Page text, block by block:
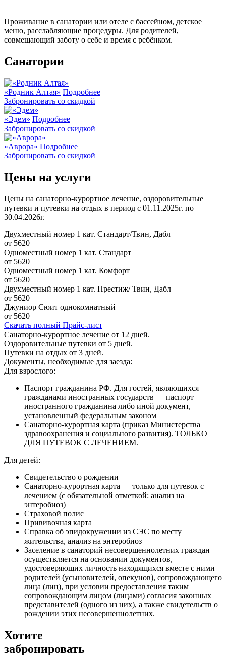
Проживание в санатории или отеле с бассейном, детское
меню, расслабляющие процедуры. Для родителей,
совмещающий заботу о себе и время с ребёнком.
Санатории
«Родник Алтая» Подробнее
Забронировать со скидкой
«Эдем» Подробнее
Забронировать со скидкой
«Аврора» Подробнее
Забронировать со скидкой
Цены на услуги
Цены на санаторно-курортное лечение, оздоровительные
путевки и путевки на отдых в период с 01.11.2025г. по
30.04.2026г.
Двухместный номер 1 кат. Стандарт/Твин, Дабл
от 5620
Одноместный номер 1 кат. Стандарт
от 5620
Одноместный номер 1 кат. Комфорт
от 5620
Двухместный номер 1 кат. Престиж/ Твин, Дабл
от 5620
Джуниор Сюит однокомнатный
от 5620
Скачать полный Прайс-лист
Санаторно-курортное лечение от 12 дней.
Оздоровительные путевки от 5 дней.
Путевки на отдых от 3 дней.
Документы, необходимые для заезда:
Для взрослого:
Паспорт гражданина РФ. Для гостей, являющихся
гражданами иностранных государств — паспорт
иностранного гражданина либо иной документ,
установленный федеральным законом
Санаторно-курортная карта (приказ Министерства
здравоохранения и социального развития). ТОЛЬКО
ДЛЯ ПУТЕВОК С ЛЕЧЕНИЕМ.
Для детей:
Свидетельство о рождении
Санаторно-курортная карта — только для путевок с
лечением (с обязательной отметкой: анализ на
энтеробиоз)
Страховой полис
Прививочная карта
Справка об эпидокружении из СЭС по месту
жительства, анализ на энтеробиоз
Заселение в санаторий несовершеннолетних граждан
осуществляется на основании документов,
удостоверяющих личность находящихся вместе с ними
родителей (усыновителей, опекунов), сопровождающего
лица (лиц), при условии предоставления таким
сопровождающим лицом (лицами) согласия законных
представителей (одного из них), а также свидетельств о
рождении этих несовершеннолетних.
Хотите
забронировать